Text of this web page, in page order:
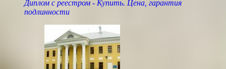
Диплом с реестром - Купить. Цена, гарантия
подлинности